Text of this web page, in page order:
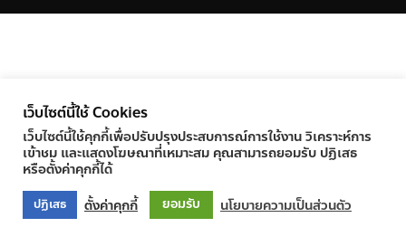
เว็บไซต์นี้ใช้ Cookies
เว็บไซต์นี้ใช้คุกกี้เพื่อปรับปรุงประสบการณ์การใช้งาน วิเคราะห์การ
เข้าชม และแสดงโฆษณาที่เหมาะสม คุณสามารถยอมรับ ปฏิเสธ
หรือตั้งค่าคุกกี้ได้
ปฏิเสธ ตั้งค่าคุกกี้ ยอมรับ นโยบายความเป็นส่วนตัว